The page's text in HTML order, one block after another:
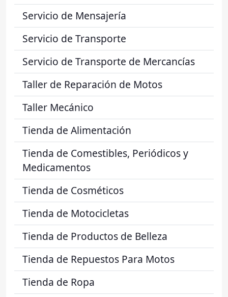
Servicio de Mensajería
Servicio de Transporte
Servicio de Transporte de Mercancías
Taller de Reparación de Motos
Taller Mecánico
Tienda de Alimentación
Tienda de Comestibles, Periódicos y
Medicamentos
Tienda de Cosméticos
Tienda de Motocicletas
Tienda de Productos de Belleza
Tienda de Repuestos Para Motos
Tienda de Ropa